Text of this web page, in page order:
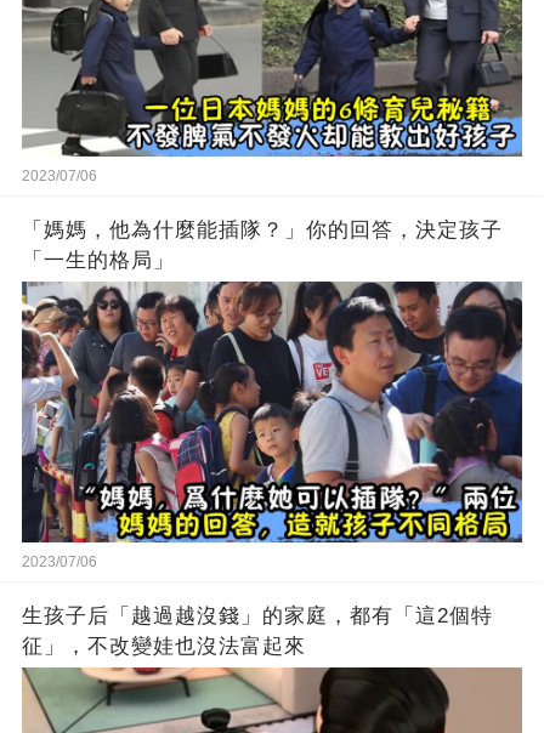
2023/07/06
「媽媽，他為什麼能插隊？」你的回答，決定孩子
「一生的格局」
2023/07/06
生孩子后「越過越沒錢」的家庭，都有「這2個特
征」，不改變娃也沒法富起來